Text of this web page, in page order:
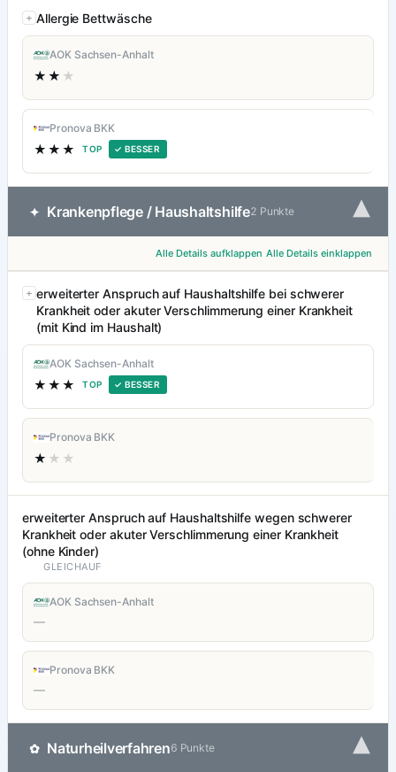
Allergie Bettwäsche
AOK Sachsen-Anhalt
★★ ★
Pronova BKK
★★★ TOP ✓ BESSER
✦ Krankenpflege / Haushaltshilfe2 Punkte ▾
Alle Details aufklappen Alle Details einklappen
erweiterter Anspruch auf Haushaltshilfe bei schwerer
Krankheit oder akuter Verschlimmerung einer Krankheit
(mit Kind im Haushalt)
AOK Sachsen-Anhalt
★★★ TOP ✓ BESSER
Pronova BKK
★ ★★
erweiterter Anspruch auf Haushaltshilfe wegen schwerer
Krankheit oder akuter Verschlimmerung einer Krankheit
(ohne Kinder)
GLEICHAUF
AOK Sachsen-Anhalt
—
Pronova BKK
—
✿ Naturheilverfahren6 Punkte ▾